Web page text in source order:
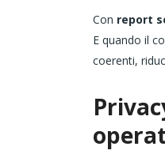
Con report
E quando il
coerenti,